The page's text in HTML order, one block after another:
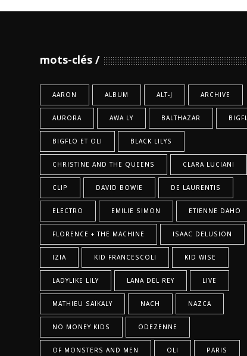
mots-clés
AARON ALBUM ALT-J ARCHIVE
AURORA AWA LY BALTHAZAR
BIGFLO ET OLI BLACK LILYS
CHRISTINE AND THE QUEENS CLARA LUCIANI
CLIP DAVID BOWIE DE LAURENTIS
ELECTRO EMILIE SIMON ETIENNE DAHO
FLORENCE + THE MACHINE ISAAC DELUSION
IZIA KID FRANCESCOLI KID WISE
LADYLIKE LILY LANA DEL REY LIVE
MATHIEU SAÏKALY NACH NAZCA
NO MONEY KIDS ODEZENNE
OF MONSTERS AND MEN OLI PARIS